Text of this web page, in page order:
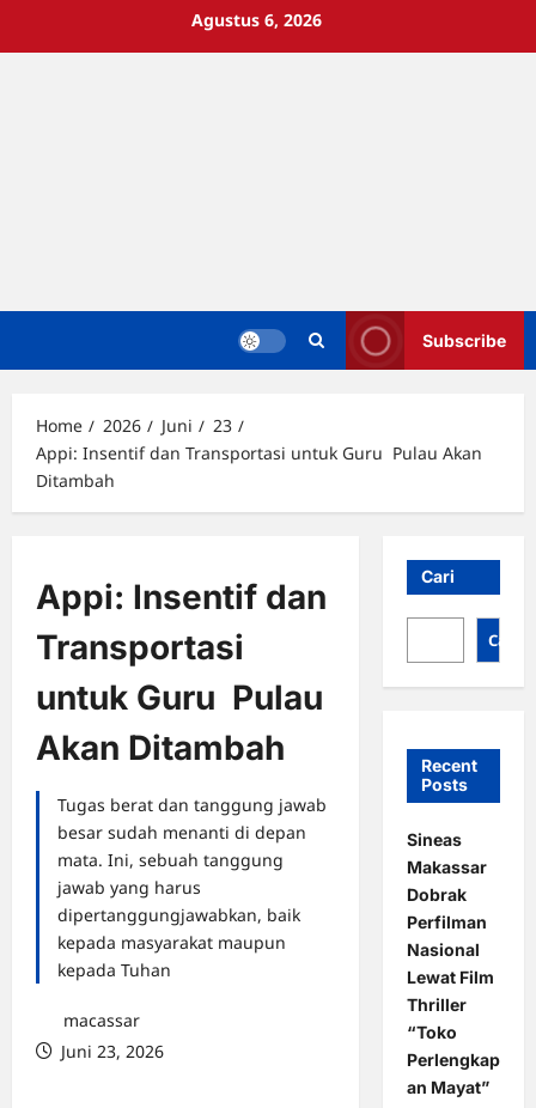
Agustus 6, 2026
Subscribe
Home 2026 Juni
23
Appi: Insentif dan Transportasi untuk Guru Pulau Akan
Ditambah
Appi: Insentif dan
Transportasi
untuk Guru Pulau
Akan Ditambah
Tugas berat dan tanggung jawab
besar sudah menanti di depan
mata. Ini, sebuah tanggung
jawab yang harus
dipertanggungjawabkan, baik
kepada masyarakat maupun
kepada Tuhan
macassar
Juni 23, 2026
Cari
Cari
Recent
Posts
Sineas
Makassar
Dobrak
Perfilman
Nasional
Lewat Film
Thriller
“Toko
Perlengkap
an Mayat”